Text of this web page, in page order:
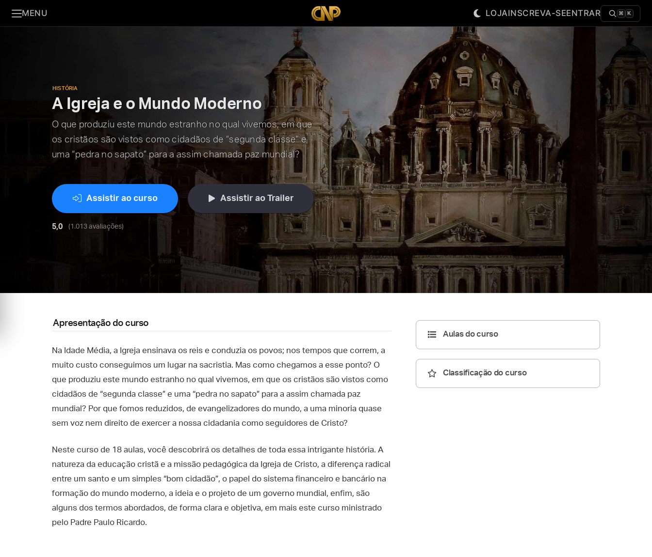
MENU LOJAINSCREVA-SEENTRAR ⌘ K
HISTÓRIA
A Igreja e o Mundo Moderno
O que produziu este mundo estranho no qual vivemos, em que
os cristãos são vistos como cidadãos de “segunda classe” e
uma “pedra no sapato” para a assim chamada paz mundial?
Assistir ao curso Assistir ao Trailer
5,0 (1.013 avaliações)
Apresentação do curso
Na Idade Média, a Igreja ensinava os reis e conduzia os povos; nos tempos que correm, a
muito custo conseguimos um lugar na sacristia. Mas como chegamos a esse ponto? O
que produziu este mundo estranho no qual vivemos, em que os cristãos são vistos como
cidadãos de “segunda classe” e uma “pedra no sapato” para a assim chamada paz
mundial? Por que fomos reduzidos, de evangelizadores do mundo, a uma minoria quase
sem voz nem direito de exercer a nossa cidadania como seguidores de Cristo?
Neste curso de 18 aulas, você descobrirá os detalhes de toda essa intrigante história. A
natureza da educação cristã e a missão pedagógica da Igreja de Cristo, a diferença radical
entre um santo e um simples “bom cidadão”, o papel do sistema financeiro e bancário na
formação do mundo moderno, a ideia e o projeto de um governo mundial, enfim, são
alguns dos termos abordados, de forma clara e objetiva, em mais este curso ministrado
pelo Padre Paulo Ricardo.
Aulas do curso
Classificação do curso